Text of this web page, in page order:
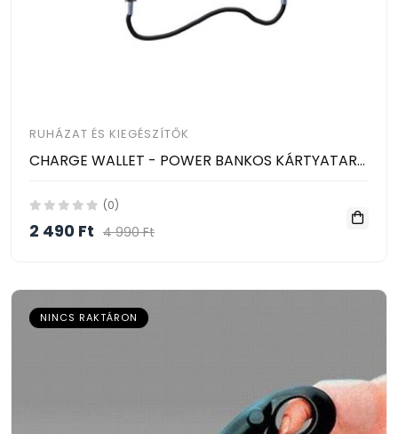
RUHÁZAT ÉS KIEGÉSZÍTŐK
CHARGE WALLET - POWER BANKOS KÁRTYATARTÓ, PÉNZTÁRCA
(0)
2 490 Ft 4 990 Ft
NINCS RAKTÁRON